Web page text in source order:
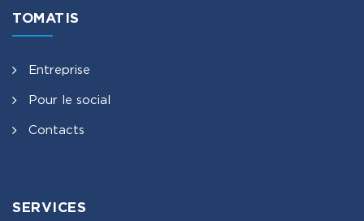
TOMATIS
Entreprise
Pour le social
Contacts
SERVICES